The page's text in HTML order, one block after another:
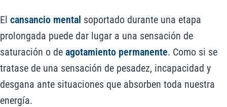
El cansancio mental soportado durante una etapa
prolongada puede dar lugar a una sensación de
saturación o de agotamiento permanente. Como si se
tratase de una sensación de pesadez, incapacidad y
desgana ante situaciones que absorben toda nuestra
energía.